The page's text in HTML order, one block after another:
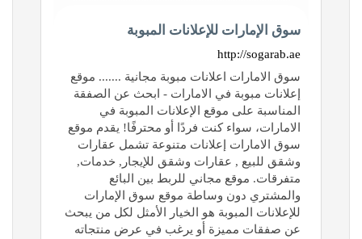
سوق الإمارات للإعلانات المبوبة
http://sogarab.ae
سوق الامارات اعلانات مبوبة مجانية ....... موقع
إعلانات مبوبة في الامارات - ابحث عن الصفقة
المناسبة على موقع الإعلانات المبوبة في
الامارات، سواء كنت فردًا أو محترفًا! يقدم موقع
سوق الامارات إعلانات متنوعة تشمل عقارات
وشقق للبيع , عقارات وشقق للإيجار, خدمات,
متفرقات. موقع مجاني للربط بين البائع
والمشتري دون وساطة موقع سوق الإمارات
للإعلانات المبوبة هو الخيار الأمثل لكل من يبحث
عن صفقات مميزة أو يرغب في عرض منتجاته